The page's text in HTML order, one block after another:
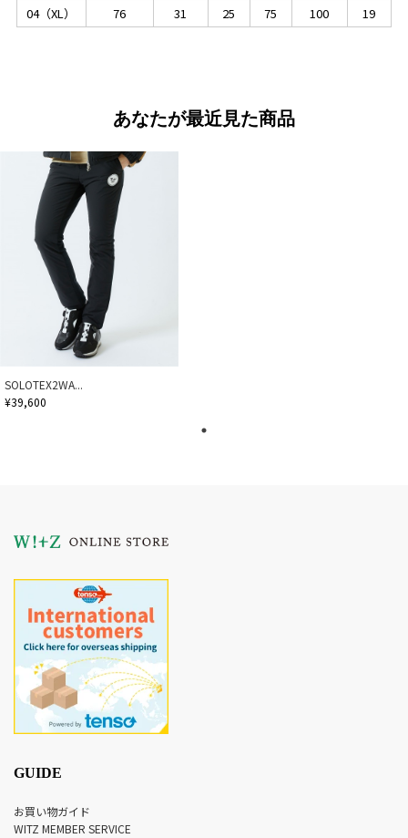
04（XL）
76 31 25 75 100 19
あなたが最近見た商品
SOLOTEX2WA...
¥39,600
GUIDE
お買い物ガイド
WITZ MEMBER SERVICE